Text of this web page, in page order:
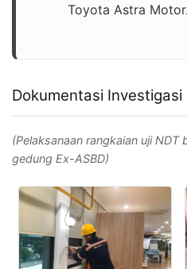
Toyota Astra Motor.
Dokumentasi Investigasi
(Pelaksanaan rangkaian uji
gedung Ex-ASBD)